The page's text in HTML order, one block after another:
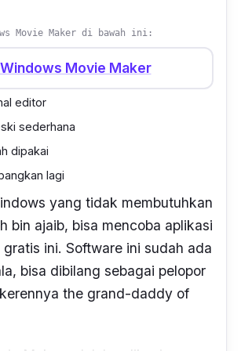
Movie Maker di bawah ini:
Windows Movie Maker
editor
sederhana
dipakai
lagi
yang tidak membutuhkan
bin ajaib, bisa mencoba aplikasi
ini. Software ini sudah ada
bisa dibilang sebagai pelopor
the grand-daddy of